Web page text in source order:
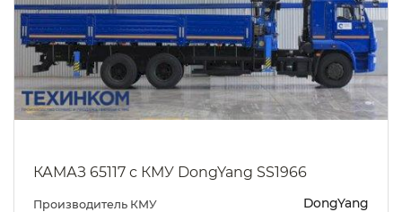
КАМАЗ 65117 с КМУ DongYang SS1966
Производитель КМУ DongYang